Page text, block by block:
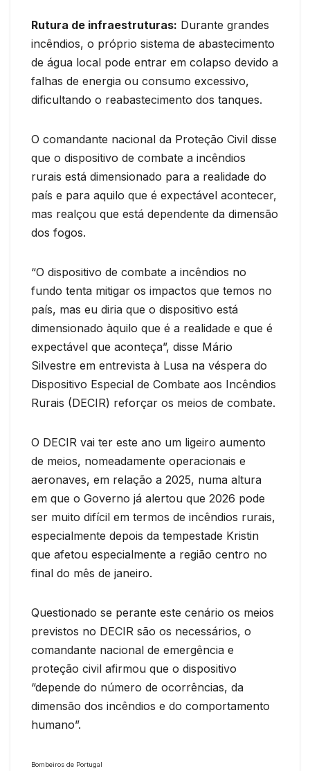
Rutura de infraestruturas: Durante grandes
incêndios, o próprio sistema de abastecimento
de água local pode entrar em colapso devido a
falhas de energia ou consumo excessivo,
dificultando o reabastecimento dos tanques.
O comandante nacional da Proteção Civil disse
que o dispositivo de combate a incêndios
rurais está dimensionado para a realidade do
país e para aquilo que é expectável acontecer,
mas realçou que está dependente da dimensão
dos fogos.
“O dispositivo de combate a incêndios no
fundo tenta mitigar os impactos que temos no
país, mas eu diria que o dispositivo está
dimensionado àquilo que é a realidade e que é
expectável que aconteça”, disse Mário
Silvestre em entrevista à Lusa na véspera do
Dispositivo Especial de Combate aos Incêndios
Rurais (DECIR) reforçar os meios de combate.
O DECIR vai ter este ano um ligeiro aumento
de meios, nomeadamente operacionais e
aeronaves, em relação a 2025, numa altura
em que o Governo já alertou que 2026 pode
ser muito difícil em termos de incêndios rurais,
especialmente depois da tempestade Kristin
que afetou especialmente a região centro no
final do mês de janeiro.
Questionado se perante este cenário os meios
previstos no DECIR são os necessários, o
comandante nacional de emergência e
proteção civil afirmou que o dispositivo
“depende do número de ocorrências, da
dimensão dos incêndios e do comportamento
humano”.
Bombeiros de Portugal